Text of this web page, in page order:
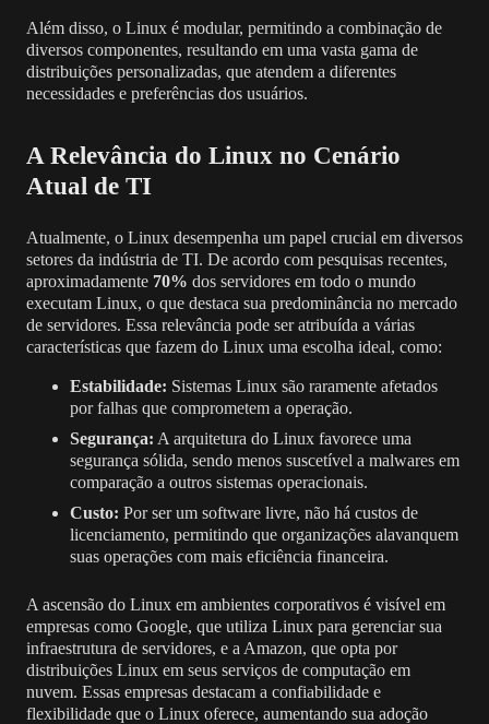
Além disso, o Linux é modular, permitindo a combinação de
diversos componentes, resultando em uma vasta gama de
distribuições personalizadas, que atendem a diferentes
necessidades e preferências dos usuários.
A Relevância do Linux no Cenário
Atual de TI
Atualmente, o Linux desempenha um papel crucial em diversos
setores da indústria de TI. De acordo com pesquisas recentes,
aproximadamente 70% dos servidores em todo o mundo
executam Linux, o que destaca sua predominância no mercado
de servidores. Essa relevância pode ser atribuída a várias
características que fazem do Linux uma escolha ideal, como:
Estabilidade: Sistemas Linux são raramente afetados
por falhas que comprometem a operação.
Segurança: A arquitetura do Linux favorece uma
segurança sólida, sendo menos suscetível a malwares em
comparação a outros sistemas operacionais.
Custo: Por ser um software livre, não há custos de
licenciamento, permitindo que organizações alavanquem
suas operações com mais eficiência financeira.
A ascensão do Linux em ambientes corporativos é visível em
empresas como Google, que utiliza Linux para gerenciar sua
infraestrutura de servidores, e a Amazon, que opta por
distribuições Linux em seus serviços de computação em
nuvem. Essas empresas destacam a confiabilidade e
flexibilidade que o Linux oferece, aumentando sua adoção